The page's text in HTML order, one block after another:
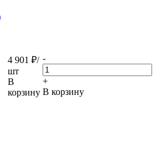
4 901 ₽/
шт
В
корзину
-
+
В корзину